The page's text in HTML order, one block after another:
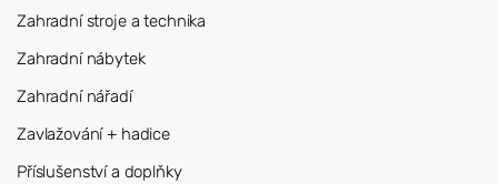
Zahradní stroje a technika
Zahradní nábytek
Zahradní nářadí
Zavlažování + hadice
Příslušenství a doplňky